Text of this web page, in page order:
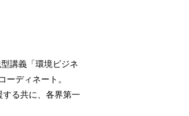
講義「環境ビジネ
ーディネート。
る共に、各界第一